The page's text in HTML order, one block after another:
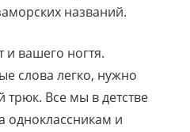
названий.
и вашего ногтя.
слова легко, нужно
трюк. Все мы в детстве
и